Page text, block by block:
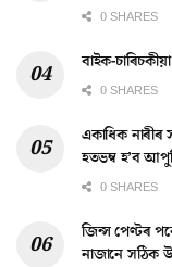
0 SHARES
বাইক-
0 SHARES
একাধিক নাৰীৰ
হতভম্ব হ’ব
0 SHARES
জিন্স পেণ্টৰ
নাজানে সঠিক